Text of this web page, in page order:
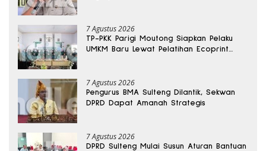
7 Agustus 2026
TP-PKK Parigi Moutong Siapkan Pelaku
UMKM Baru Lewat Pelatihan Ecoprint
7 Agustus 2026
Pengurus BMA Sulteng Dilantik, Sekwan
DPRD Dapat Amanah Strategis
7 Agustus 2026
DPRD Sulteng Mulai Susun Aturan Bantuan